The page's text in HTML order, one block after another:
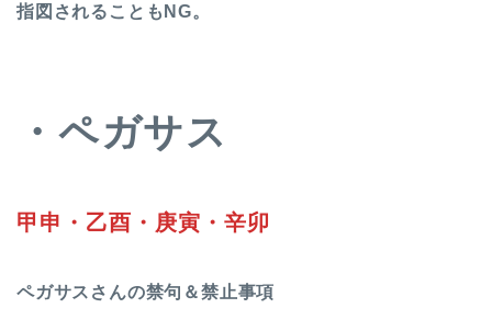
指図されることもNG。
・ペガサス
甲申・乙酉・庚寅・辛卯
ペガサスさんの禁句＆禁止事項